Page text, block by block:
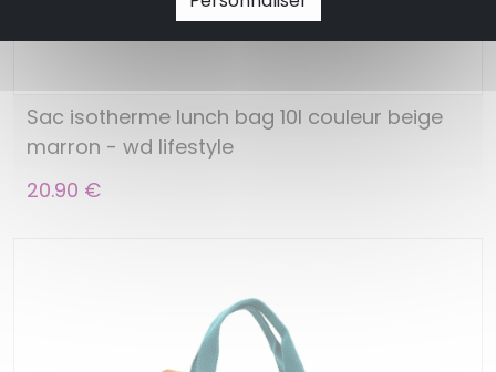
Sac isotherme lunch bag 10l couleur beige
marron - wd lifestyle
20.90 €